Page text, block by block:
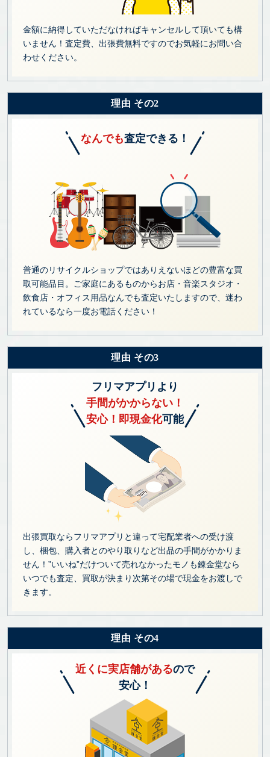
金額に納得していただなければキャンセルして頂いても構
いません！査定費、出張費無料ですのでお気軽にお問い合
わせください。
理由 その2
なんでも査定できる！
普通のリサイクルショップではありえないほどの豊富な買
取可能品目。ご家庭にあるものからお店・音楽スタジオ・
飲食店・オフィス用品なんでも査定いたしますので、迷わ
れているなら一度お電話ください！
理由 その3
フリマアプリより
手間がかからない！
安心！即現金化可能
出張買取ならフリマアプリと違って宅配業者への受け渡
し、梱包、購入者とのやり取りなど出品の手間がかかりま
せん！”いいね”だけついて売れなかったモノも錬金堂なら
いつでも査定、買取が決まり次第その場で現金をお渡しで
きます。
理由 その4
近くに実店舗があるので
安心！